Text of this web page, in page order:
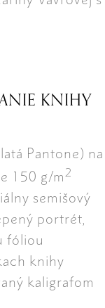
KNIHY
Pantone) na
150 g/m2
semišový
portrét,
fóliou
knihy
kaligrafom